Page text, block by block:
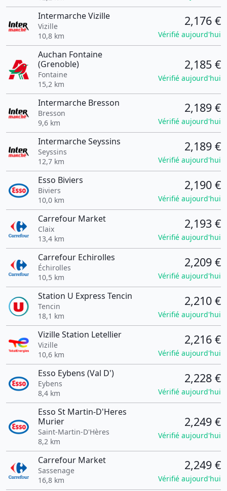
Intermarche Vizille
Vizille
10,8 km
2,176 €
Vérifié aujourd'hui
Auchan Fontaine
(Grenoble)
Fontaine
15,2 km
2,185 €
Vérifié aujourd'hui
Intermarche Bresson
Bresson
9,6 km
2,189 €
Vérifié aujourd'hui
Intermarche Seyssins
Seyssins
12,7 km
2,189 €
Vérifié aujourd'hui
Esso Biviers
Biviers
10,0 km
2,190 €
Vérifié aujourd'hui
Carrefour Market
Claix
13,4 km
2,193 €
Vérifié aujourd'hui
Carrefour Echirolles
Échirolles
10,5 km
2,209 €
Vérifié aujourd'hui
Station U Express Tencin
Tencin
18,1 km
2,210 €
Vérifié aujourd'hui
Vizille Station Letellier
Vizille
10,6 km
2,216 €
Vérifié aujourd'hui
Esso Eybens (Val D')
Eybens
8,4 km
2,228 €
Vérifié aujourd'hui
Esso St Martin-D'Heres
Murier
Saint-Martin-D'Hères
8,2 km
2,249 €
Vérifié aujourd'hui
Carrefour Market
Sassenage
16,8 km
2,249 €
Vérifié aujourd'hui